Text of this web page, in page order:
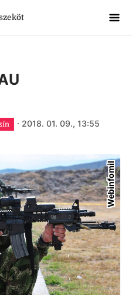
· 2018. 01. 09., 13:55
Webinfomil